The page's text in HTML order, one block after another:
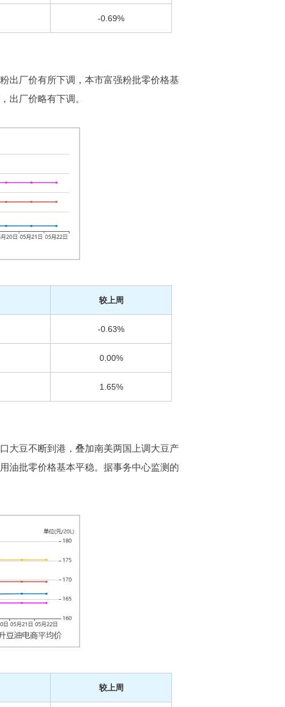
-0.69%
出厂价有所下调，本市富强粉批零价格基
出厂价略有下调。
较上周
-0.63%
0.00%
1.65%
大豆不断到港，叠加南美两国上调大豆产
油批零价格基本平稳。据事务中心监测的
较上周